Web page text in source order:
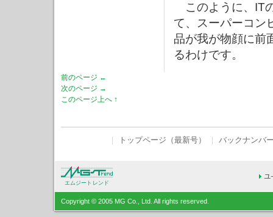
このように、IT
て、スーパーコン
品が我が物顔に前
るわけです。
前のページ ←
次のページ →
このページ上へ ↑
トップページ（最新号） バックナンバ
エムジートレンド
Copyright © 2005 MG Co., Ltd. All rights reserved.